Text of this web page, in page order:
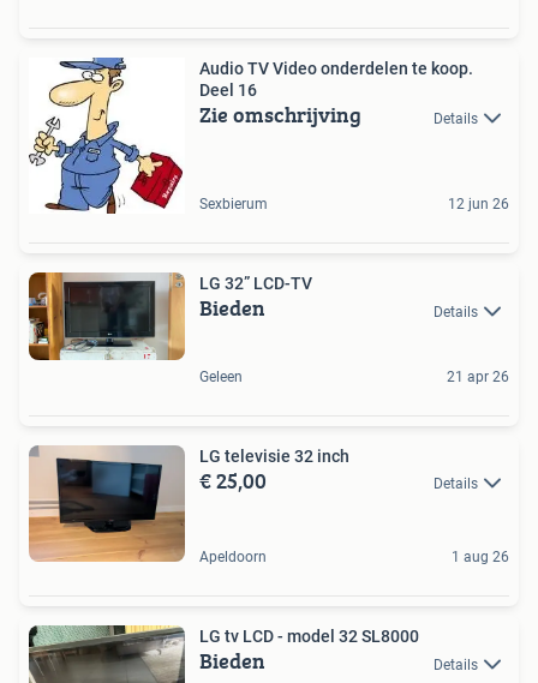
Audio TV Video onderdelen te koop.
Deel 16
Zie omschrijving Details
Sexbierum 12 jun 26
LG 32” LCD-TV
Bieden Details
Geleen 21 apr 26
LG televisie 32 inch
€ 25,00 Details
Apeldoorn 1 aug 26
LG tv LCD - model 32 SL8000
Bieden Details